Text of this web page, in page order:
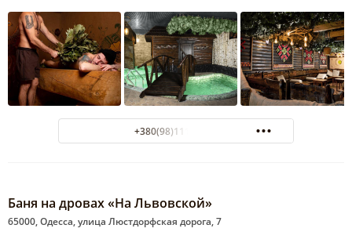
+380(98)111-79-79
Баня на дровах «На Львовской»
65000, Одесса, улица Люстдорфская дорога, 7